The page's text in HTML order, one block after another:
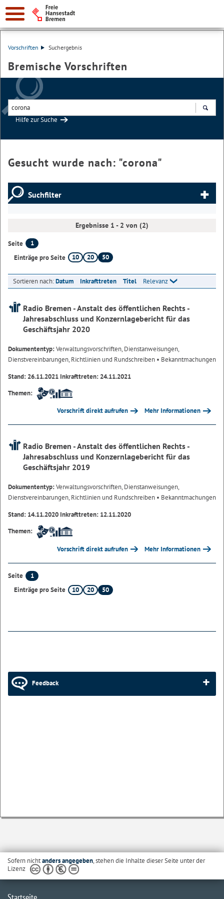
Vorschriften Suchergebnis
Bremische Vorschriften
Hilfe zur Suche
Gesucht wurde nach: "corona"
Suchfilter
Ergebnisse 1 - 2 von (2)
Seite
1
Einträge pro Seite
10 20 50
Sortieren nach:Datum Inkrafttreten Titel Relevanz
Radio Bremen - Anstalt des öffentlichen Rechts -
Jahresabschluss und Konzernlagebericht für das
Geschäftsjahr 2020
Dokumententyp:Verwaltungsvorschriften, Dienstanweisungen,
Dienstvereinbarungen, Richtlinien und Rundschreiben • Bekanntmachungen
Stand: 26.11.2021 Inkrafttreten: 24.11.2021
Themen:
Vorschrift direkt aufrufen Mehr Informationen
Radio Bremen - Anstalt des öffentlichen Rechts -
Jahresabschluss und Konzernlagebericht für das
Geschäftsjahr 2019
Dokumententyp:Verwaltungsvorschriften, Dienstanweisungen,
Dienstvereinbarungen, Richtlinien und Rundschreiben • Bekanntmachungen
Stand: 14.11.2020 Inkrafttreten: 12.11.2020
Themen:
Vorschrift direkt aufrufen Mehr Informationen
Seite
1
Einträge pro Seite
10 20 50
Feedback
Sofern nichtanders angegeben, stehen die Inhalte dieser Seite unter der
Lizenz